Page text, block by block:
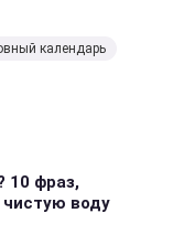
календарь
10 фраз,
воду